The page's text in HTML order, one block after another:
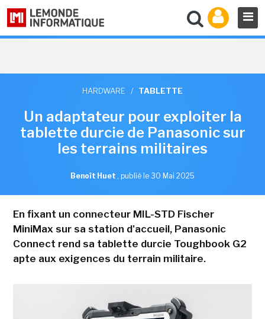
HARDWARE / TABLETTE
Un adaptateur pour exploiter la
tablette durcie de Panasonic sur
les terrains militaires
Benoît Huet , publié le 30 Mai 2025
En fixant un connecteur MIL-STD Fischer
MiniMax sur sa station d'accueil, Panasonic
Connect rend sa tablette durcie Toughbook G2
apte aux exigences du terrain militaire.